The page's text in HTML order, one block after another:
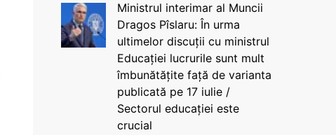
Ministrul interimar al Muncii
Dragos Pîslaru: În urma
ultimelor discuții cu ministrul
Educației lucrurile sunt mult
îmbunătățite față de varianta
publicată pe 17 iulie /
Sectorul educației este
crucial